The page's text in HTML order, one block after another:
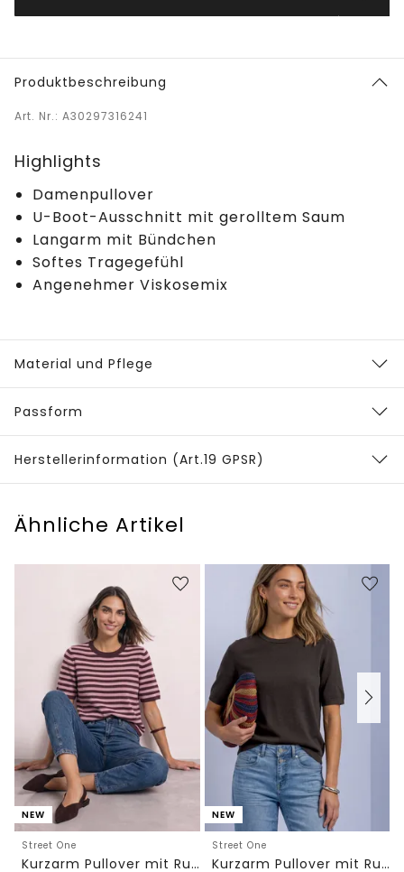
Produktbeschreibung
Art. Nr.: A30297316241
Highlights
Damenpullover
U-Boot-Ausschnitt mit gerolltem Saum
Langarm mit Bündchen
Softes Tragegefühl
Angenehmer Viskosemix
Material und Pflege
Passform
Herstellerinformation (Art.19 GPSR)
Ähnliche Artikel
NEW
Street One
Kurzarm Pullover mit Rundhals und Streifen
NEW
Street One
Kurzarm Pullover mit Rundhals in Unifarbe